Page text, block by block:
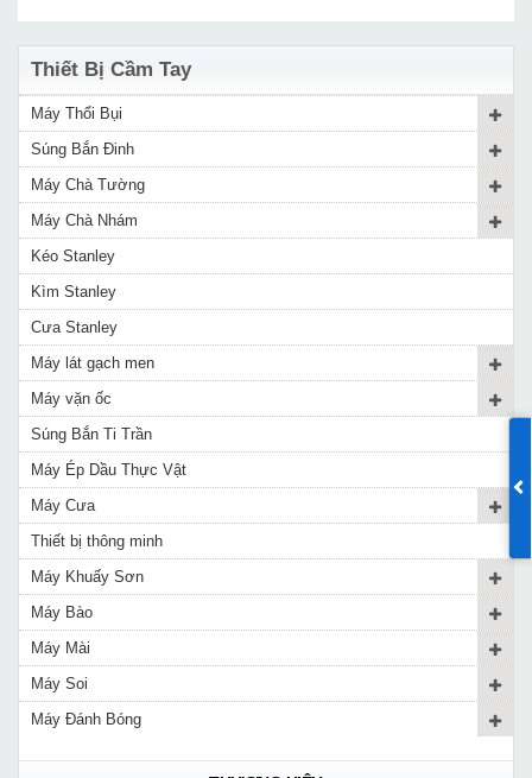
Thiết Bị Cầm Tay
Máy Thổi Bụi
Súng Bắn Đinh
Máy Chà Tường
Máy Chà Nhám
Kéo Stanley
Kìm Stanley
Cưa Stanley
Máy lát gạch men
Máy vặn ốc
Súng Bắn Ti Trần
Máy Ép Dầu Thực Vật
Máy Cưa
Thiết bị thông minh
Máy Khuấy Sơn
Máy Bào
Máy Mài
Máy Soi
Máy Đánh Bóng